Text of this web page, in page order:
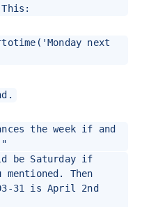
next
the week if and
be Saturday if
mentioned. Then
31 is April 2nd